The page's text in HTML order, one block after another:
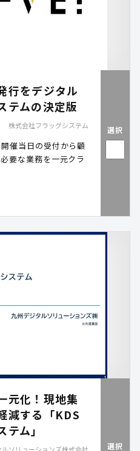
行をデジタル
テムの決定版
株式会社フラッグシステム
催当日の受付から顧
要な業務を一元クラ
選択
元化！現地集
減する「KDS
ム」
選択